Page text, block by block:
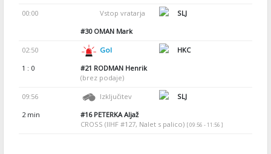
00:00 Vstop vratarja
SLJ
#30OMAN Mark
02:50 Gol
HKC
1 : 0
#21 RODMAN Henrik
(brez podaje)
09:56 Izključitev
SLJ
2 min
#16PETERKA Aljaž
CROSS (IIHF #127, Nalet s palico) [ 09:56 - 11:56 ]